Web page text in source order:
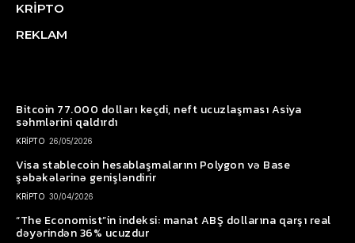
KRİPTO
REKLAM
Bitcoin 77.000 dolları keçdi, neft ucuzlaşması Asiya
səhmlərini qaldırdı
KRİPTO 26/05/2026
Visa stablecoin hesablaşmalarını Polygon və Base
şəbəkələrinə genişləndirir
KRİPTO 30/04/2026
“The Economist”in indeksi: manat ABŞ dollarına qarşı real
dəyərindən 36% ucuzdur